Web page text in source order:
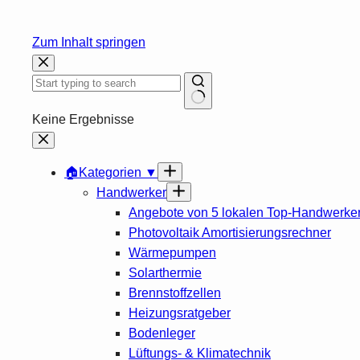
Zum Inhalt springen
Keine Ergebnisse
🏠Kategorien ▼
Handwerker
Angebote von 5 lokalen Top-
Photovoltaik Amortisierungsrechner
Wärmepumpen
Solarthermie
Brennstoffzellen
Heizungsratgeber
Bodenleger
Lüftungs- & Klimatechnik